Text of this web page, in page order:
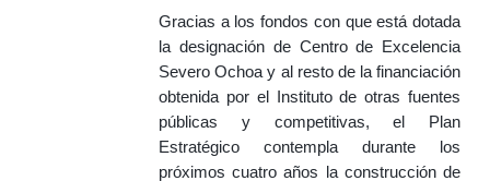
Gracias a los fondos con que está dotada
la designación de Centro de Excelencia
Severo Ochoa y al resto de la financiación
obtenida por el Instituto de otras fuentes
públicas y competitivas, el Plan
Estratégico contempla durante los
próximos cuatro años la construcción de